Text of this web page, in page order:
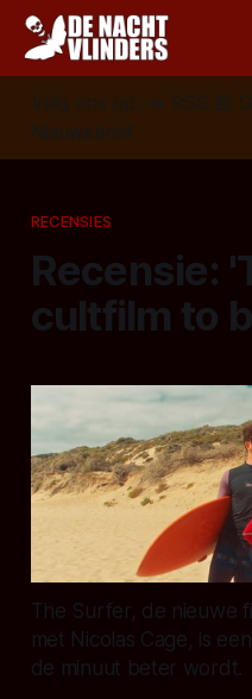
Volg ons op: 📣 RSS 📰
Nieuwsbrief
RECENSIES
Recensie:
cultfilm to
The Surfer, de nieuwe
met Nicolas Cage, is
de minuut beter wordt.